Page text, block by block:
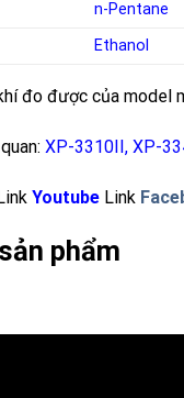
n-Pentane
Ethanol
đo được của model
XP-3310II, XP-
Youtube Link
phẩm